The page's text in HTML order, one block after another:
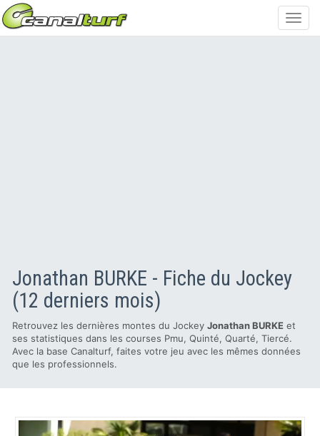
Jonathan BURKE - Fiche du Jockey
(12 derniers mois)
Retrouvez les dernières montes du Jockey Jonathan BURKE et
ses statistiques dans les courses Pmu, Quinté, Quarté, Tiercé.
Avec la base Canalturf, faites votre jeu avec les mêmes données
que les professionnels.